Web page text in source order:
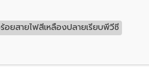
อยสายไฟสีเหลืองปลายเรียบพีวีซี